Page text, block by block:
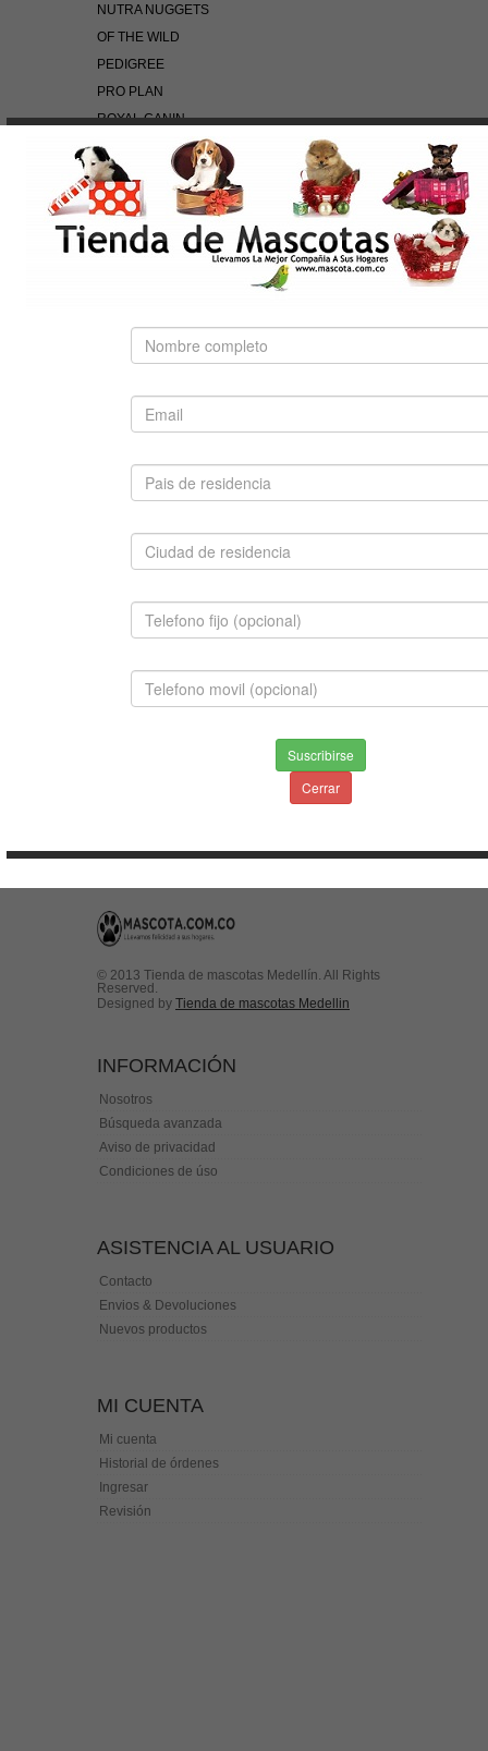
NUTRA NUGGETS
OF THE WILD
PEDIGREE
PRO PLAN
ROYAL CANIN
BÚSQUEDA RÁPIDA
Use palabras clave para encontrar el producto que
busca.
Búsqueda Avanzada
SUGERIDO
$1,500,000.00
INFORMACION
© 2013 Tienda de mascotas Medellín. All Rights
Reserved.
Designed by Tienda de mascotas Medellin
INFORMACIÓN
Nosotros
Búsqueda avanzada
Aviso de privacidad
Condiciones de úso
ASISTENCIA AL USUARIO
Contacto
Envios & Devoluciones
Nuevos productos
MI CUENTA
Mi cuenta
Historial de órdenes
Ingresar
Revisión
Suscribirse
Cerrar